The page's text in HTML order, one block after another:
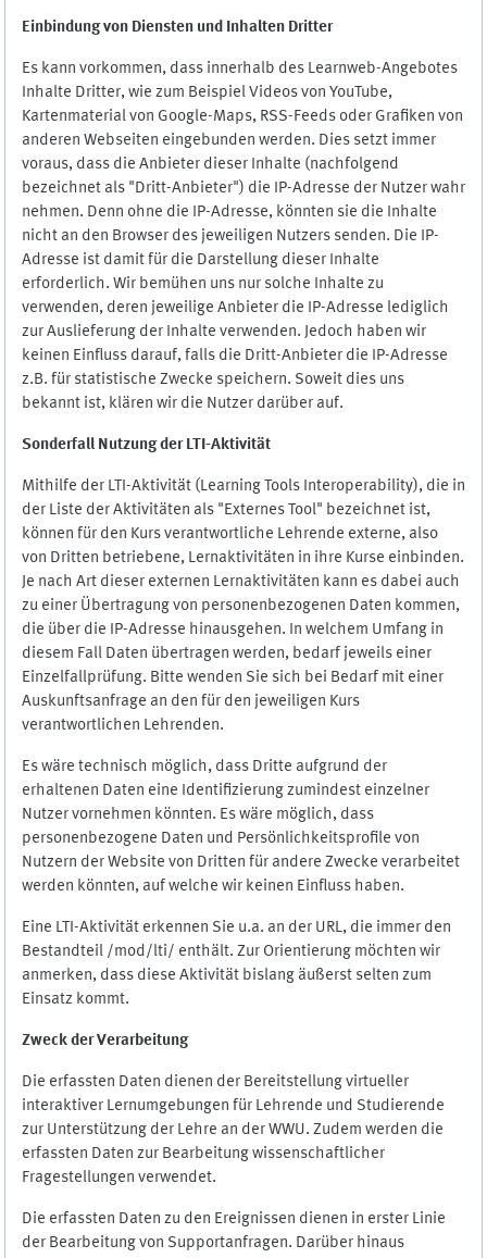
Einbindung von Diensten und Inhalten Dritter
Es kann vorkommen, dass innerhalb des Learnweb-Angebotes
Inhalte Dritter, wie zum Beispiel Videos von YouTube,
Kartenmaterial von Google-Maps, RSS-Feeds oder Grafiken von
anderen Webseiten eingebunden werden. Dies setzt immer
voraus, dass die Anbieter dieser Inhalte (nachfolgend
bezeichnet als "Dritt-Anbieter") die IP-Adresse der Nutzer wahr
nehmen. Denn ohne die IP-Adresse, könnten sie die Inhalte
nicht an den Browser des jeweiligen Nutzers senden. Die IP-
Adresse ist damit für die Darstellung dieser Inhalte
erforderlich. Wir bemühen uns nur solche Inhalte zu
verwenden, deren jeweilige Anbieter die IP-Adresse lediglich
zur Auslieferung der Inhalte verwenden. Jedoch haben wir
keinen Einfluss darauf, falls die Dritt-Anbieter die IP-Adresse
z.B. für statistische Zwecke speichern. Soweit dies uns
bekannt ist, klären wir die Nutzer darüber auf.
Sonderfall Nutzung der LTI-Aktivität
Mithilfe der LTI-Aktivität (Learning Tools Interoperability), die in
der Liste der Aktivitäten als "Externes Tool" bezeichnet ist,
können für den Kurs verantwortliche Lehrende externe, also
von Dritten betriebene, Lernaktivitäten in ihre Kurse einbinden.
Je nach Art dieser externen Lernaktivitäten kann es dabei auch
zu einer Übertragung von personenbezogenen Daten kommen,
die über die IP-Adresse hinausgehen. In welchem Umfang in
diesem Fall Daten übertragen werden, bedarf jeweils einer
Einzelfallprüfung. Bitte wenden Sie sich bei Bedarf mit einer
Auskunftsanfrage an den für den jeweiligen Kurs
verantwortlichen Lehrenden.
Es wäre technisch möglich, dass Dritte aufgrund der
erhaltenen Daten eine Identifizierung zumindest einzelner
Nutzer vornehmen könnten. Es wäre möglich, dass
personenbezogene Daten und Persönlichkeitsprofile von
Nutzern der Website von Dritten für andere Zwecke verarbeitet
werden könnten, auf welche wir keinen Einfluss haben.
Eine LTI-Aktivität erkennen Sie u.a. an der URL, die immer den
Bestandteil /mod/lti/ enthält. Zur Orientierung möchten wir
anmerken, dass diese Aktivität bislang äußerst selten zum
Einsatz kommt.
Zweck der Verarbeitung
Die erfassten Daten dienen der Bereitstellung virtueller
interaktiver Lernumgebungen für Lehrende und Studierende
zur Unterstützung der Lehre an der WWU. Zudem werden die
erfassten Daten zur Bearbeitung wissenschaftlicher
Fragestellungen verwendet.
Die erfassten Daten zu den Ereignissen dienen in erster Linie
der Bearbeitung von Supportanfragen. Darüber hinaus